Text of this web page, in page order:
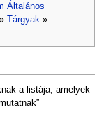
Általános
Tárgyak»
a listája, amelyek